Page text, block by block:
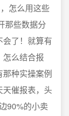
怎么用这些
那些数据分
了！就算有
么结合报
种实操案例
催报表，头
90%的小卖